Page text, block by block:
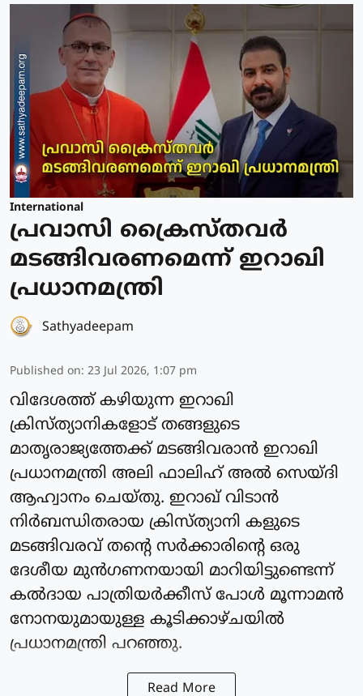
International
പ്രവാസി ക്രൈസ്തവര്‍
മടങ്ങിവരണമെന്ന് ഇറാഖി
പ്രധാനമന്ത്രി
Sathyadeepam
Published on: 23 Jul 2026, 1:07 pm
വിദേശത്ത് കഴിയുന്ന ഇറാഖി
ക്രിസ്ത്യാനികളോട് തങ്ങളുടെ
മാതൃരാജ്യത്തേക്ക് മടങ്ങിവരാന്‍ ഇറാഖി
പ്രധാനമന്ത്രി അലി ഫാലിഹ് അല്‍ സെയ്ദി
ആഹ്വാനം ചെയ്തു. ഇറാഖ് വിടാന്‍
നിര്‍ബന്ധിതരായ ക്രിസ്ത്യാനി കളുടെ
മടങ്ങിവരവ് തന്റെ സര്‍ക്കാരിന്റെ ഒരു
ദേശീയ മുന്‍ഗണനയായി മാറിയിട്ടുണ്ടെന്ന്
കല്‍ദായ പാത്രിയര്‍ക്കീസ് പോള്‍ മൂന്നാമന്‍
നോനയുമായുള്ള കൂടിക്കാഴ്ചയില്‍
പ്രധാനമന്ത്രി പറഞ്ഞു.
Read More